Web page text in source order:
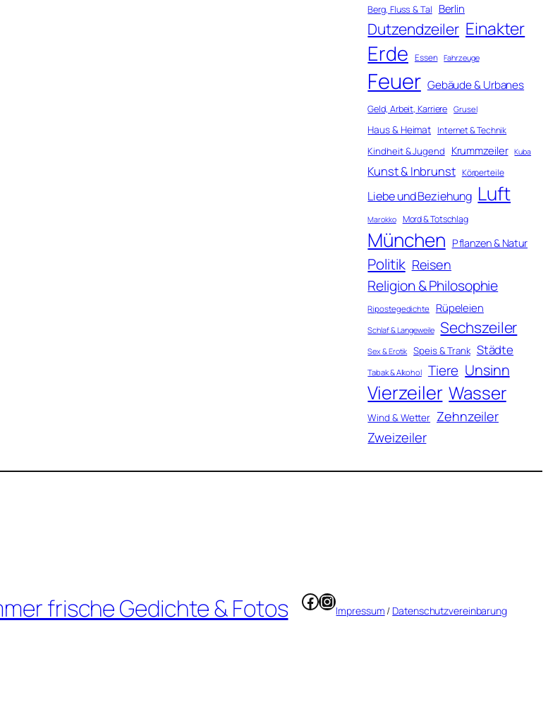
Berg, Fluss & Tal Berlin
Dutzendzeiler Einakter
Erde Essen Fahrzeuge
Feuer Gebäude & Urbanes
Geld, Arbeit, Karriere Grusel
Haus & Heimat Internet & Technik
Kindheit & Jugend Krummzeiler Kuba
Kunst & Inbrunst Körperteile
Liebe und Beziehung Luft
Marokko Mord & Totschlag
München Pflanzen & Natur
Politik Reisen
Religion & Philosophie
Ripostegedichte Rüpeleien
Schlaf & Langeweile Sechszeiler
Sex & Erotik Speis & Trank Städte
Tabak & Alkohol Tiere Unsinn
Vierzeiler Wasser
Wind & Wetter Zehnzeiler
Zweizeiler
frische Gedichte & Fotos Facebook
Instagram
Impressum / Datenschutzvereinbarung